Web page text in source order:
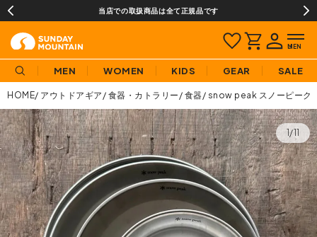
当店での取扱商品は全て正規品です
MEN WOMEN KIDS GEAR SALE
HOME アウトドアギア 食器・カトラリー 食器 snow peak スノーピーク
1/11